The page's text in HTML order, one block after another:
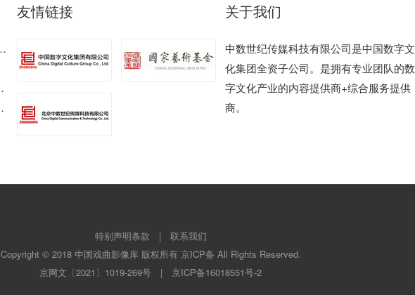
友情链接 关于我们
中数世纪传媒科技有限公司是中国数字文
化集团全资子公司。是拥有专业团队的数
字文化产业的内容提供商+综合服务提供
商。
特别声明条款 | 联系我们
Copyright © 2018 中国戏曲影像库 版权所有 京ICP备 All Rights Reserved.
京网文〔2021〕1019-269号 | 京ICP备16018551号-2